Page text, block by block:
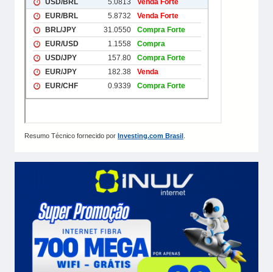
Resumo Técnico fornecido por Investing.com Brasil